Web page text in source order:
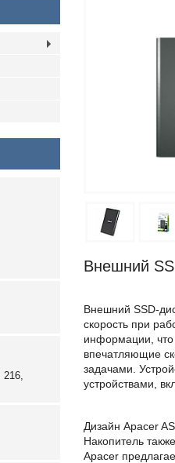
Внешний
Внешний SSD-
скорость при
информации, что
впечатляющие
задачами.
устройствами,
Дизайн Apacer
Накопитель
Apacer
216,